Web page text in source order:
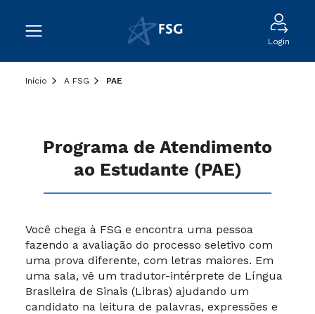
Login
Início A FSG PAE
Programa de Atendimento
ao Estudante (PAE)
Você chega à FSG e encontra uma pessoa
fazendo a avaliação do processo seletivo com
uma prova diferente, com letras maiores. Em
uma sala, vê um tradutor-intérprete de Língua
Brasileira de Sinais (Libras) ajudando um
candidato na leitura de palavras, expressões e